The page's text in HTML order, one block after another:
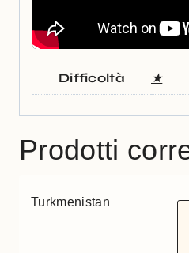
Difficoltà ★
Prodotti
Turkmenistan